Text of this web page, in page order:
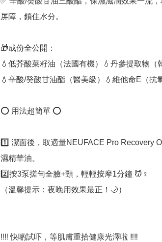
屏障，鎖住水分。
🎁成份全公開：
💧低芥酸菜籽油（法國有機）💧丹參提取物（
💧辛酸/癸酸甘油酯（醫美級）💧維他命E（抗
⭕️ 用法超簡單 ⭕️
1️⃣ 潔面後，取適量NEUFACE Pro Recovery
濕精華油。
2️⃣按3泵搓勻全臉+頸，輕輕按摩1分鐘 💆♀️
（溫馨提示：夜晚用效果最正！🌙）
‼️‼️ 快啲試吓，等肌膚重拾健康光澤啦 ‼️‼️